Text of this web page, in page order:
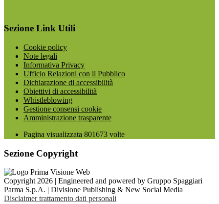
Sezione Link Utili
Cookie policy
Note legali
Informativa Privacy
Ufficio Relazioni con il Pubblico
Dichiarazione di accessibilità
Obiettivi di accessibilità
Whistleblowing
Gestione consensi cookie
Amministrazione trasparente
Pagina visualizzata 801673 volte
Sezione Copyright
Copyright 2026 | Engineered and powered by Gruppo Spaggiari
Parma S.p.A. | Divisione Publishing & New Social Media
Disclaimer trattamento dati personali